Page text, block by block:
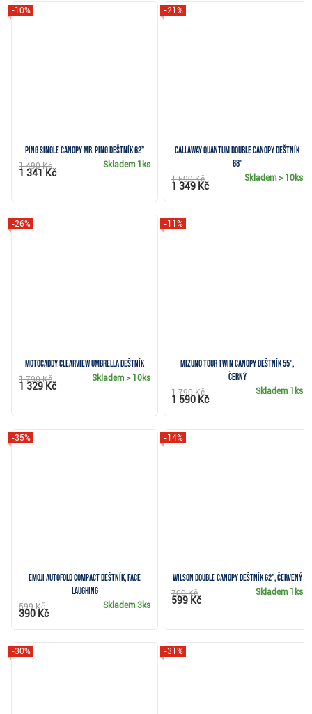
Ping Single Canopy Mr. Ping deštník 62”
-10%
Skladem 1ks
1 490 Kč
1 341 Kč
Callaway QUANTUM Double Canopy deštník
68"
-21%
Skladem> 10ks
1 699 Kč
1 349 Kč
Motocaddy Clearview Umbrella deštník
-26%
Skladem> 10ks
1 790 Kč
1 329 Kč
Mizuno Tour Twin Canopy deštník 55",
černý
-11%
Skladem 1ks
1 790 Kč
1 590 Kč
Emoji AutoFold Compact deštník, Face
Laughing
-35%
Skladem3ks
599 Kč
390 Kč
Wilson Double Canopy deštník 62", červený
-14%
Skladem 1ks
700 Kč
599 Kč
-30% -31%